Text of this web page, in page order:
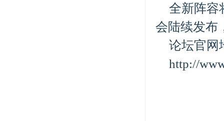
全新阵容
会陆续发布
论坛官网
http://